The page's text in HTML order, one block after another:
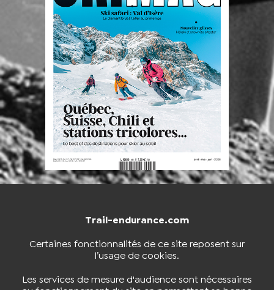
Trail-endurance.com
Certaines fonctionnalités de ce site reposent sur
l’usage de cookies.
Les services de mesure d'audience sont nécessaires
NOUS CONTACTER BOUTIQUE